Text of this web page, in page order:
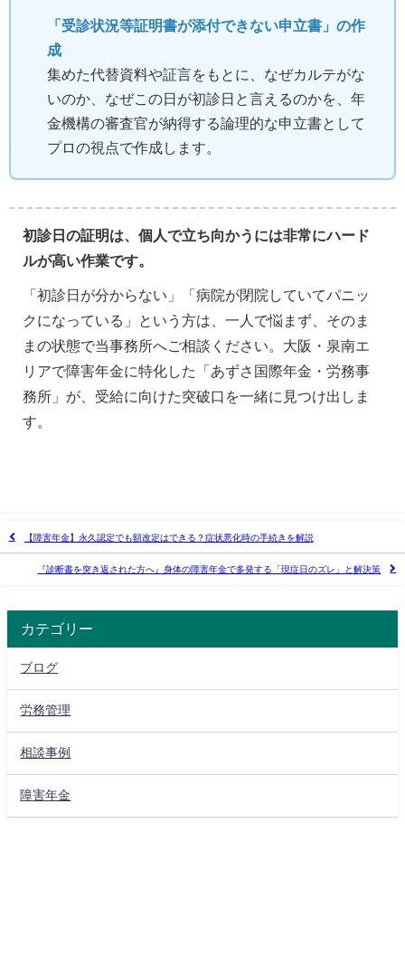
「受診状況等証明書が添付できない申立書」の作
成
集めた代替資料や証言をもとに、なぜカルテがな
いのか、なぜこの日が初診日と言えるのかを、年
金機構の審査官が納得する論理的な申立書として
プロの視点で作成します。
初診日の証明は、個人で立ち向かうには非常にハード
ルが高い作業です。
「初診日が分からない」「病院が閉院していてパニッ
クになっている」という方は、一人で悩まず、そのま
まの状態で当事務所へご相談ください。大阪・泉南エ
リアで障害年金に特化した「あずさ国際年金・労務事
務所」が、受給に向けた突破口を一緒に見つけ出しま
す。
【障害年金】永久認定でも額改定はできる？症状悪化時の手続きを解説
『診断書を突き返された方へ』身体の障害年金で多発する「現症日のズレ」と解決策
カテゴリー
ブログ
労務管理
相談事例
障害年金